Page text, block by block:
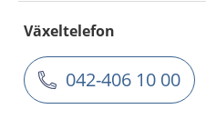
Växeltelefon
042-406 10 00